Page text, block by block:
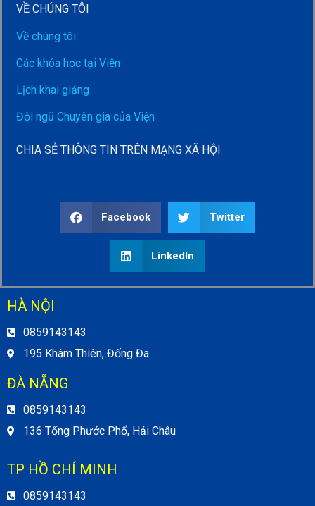
VỀ CHÚNG TÔI
Về chúng tôi
Các khóa học tại Viện
Lịch khai giảng
Đội ngũ Chuyên gia của Viện
CHIA SẺ THÔNG TIN TRÊN MẠNG XÃ HỘI
Facebook Twitter
LinkedIn
HÀ NỘI
0859143143
195 Khâm Thiên, Đống Đa
ĐÀ NẴNG
0859143143
136 Tống Phước Phổ, Hải Châu
TP HỒ CHÍ MINH
0859143143